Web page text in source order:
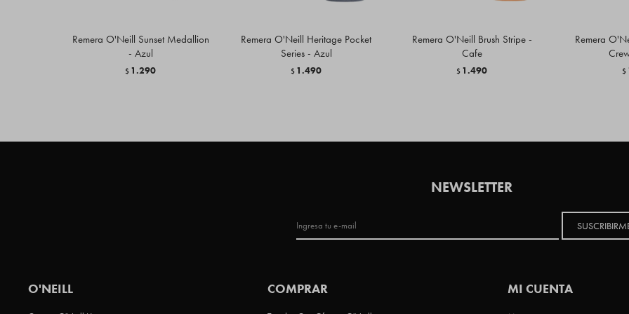
Remera O'Neill Sunset Medallion
- Azul
$ 1.290
Remera O'Neill Heritage Pocket
Series - Azul
$ 1.490
Remera O'Neill Brush Stripe -
Cafe
$ 1.490
Remera
$
O'NEILL COMPRAR MI CUENTA
NEWSLETTER